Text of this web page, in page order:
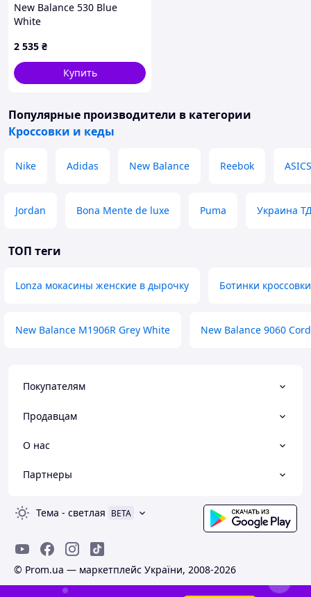
New Balance 530 Blue
White
2 535 ₴
Купить
Популярные производители в категории
Кроссовки и кеды
Nike Adidas New Balance Reebok ASICS
Jordan Bona Mente de luxe Puma Украина
ТОП теги
Lonza мокасины женские в дырочку Ботинки
New Balance M1906R Grey White New Balance 9060
Покупателям
Продавцам
О нас
Партнеры
Тема - светлая BETA
© Prom.ua — маркетплейс України, 2008-2026